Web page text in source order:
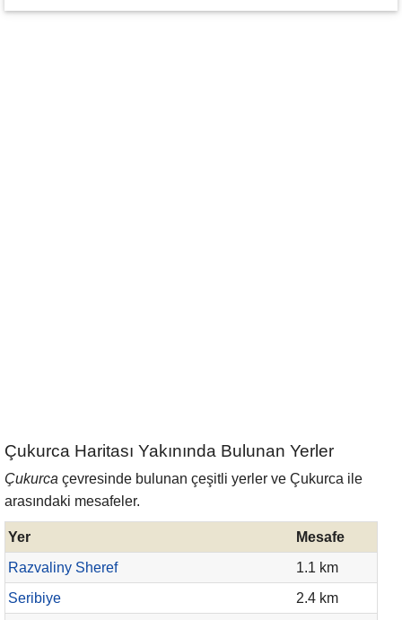
Çukurca Haritası Yakınında Bulunan Yerler
Çukurca çevresinde bulunan çeşitli yerler ve Çukurca ile
arasındaki mesafeler.
Yer
Mesafe
Razvaliny Sheref
1.1 km
Seribiye
2.4 km